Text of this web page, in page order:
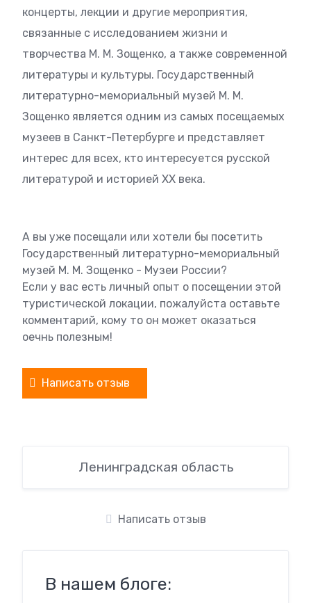
концерты, лекции и другие мероприятия,
связанные с исследованием жизни и
творчества М. М. Зощенко, а также современной
литературы и культуры. Государственный
литературно-мемориальный музей М. М.
Зощенко является одним из самых посещаемых
музеев в Санкт-Петербурге и представляет
интерес для всех, кто интересуется русской
литературой и историей XX века.
А вы уже посещали или хотели бы посетить
Государственный литературно-мемориальный
музей М. М. Зощенко - Музеи России?
Если у вас есть личный опыт о посещении этой
туристической локации, пожалуйста оставьте
комментарий, кому то он может оказаться
оечнь полезным!
Написать отзыв
Ленинградская область
Написать отзыв
В нашем блоге: